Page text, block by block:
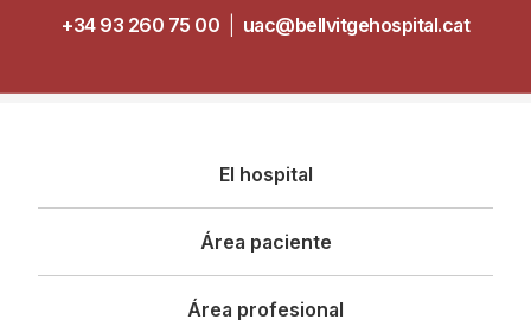
+34 93 260 75 00
uac@bellvitgehospital.cat
principal
El hospital
Área paciente
Área profesional